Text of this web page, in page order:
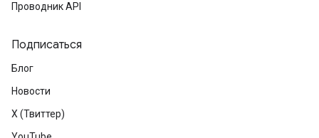
Проводник API
Подписаться
Блог
Новости
X (Твиттер)